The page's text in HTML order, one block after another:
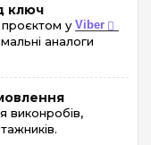
ключ
у Viber
аналоги
виконробів,